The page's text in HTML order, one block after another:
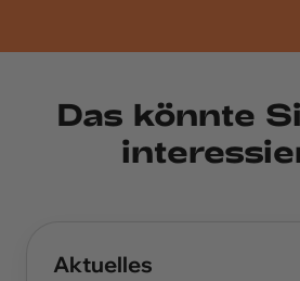
Das könnte
Aktuelles